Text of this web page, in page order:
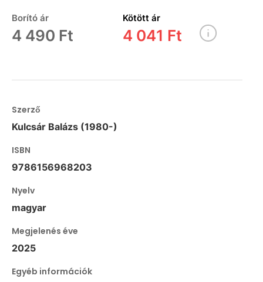
Borító ár
4 490 Ft
Kötött ár
4 041 Ft
Szerző
Kulcsár Balázs (1980-)
ISBN
9786156968203
Nyelv
magyar
Megjelenés éve
2025
Egyéb információk